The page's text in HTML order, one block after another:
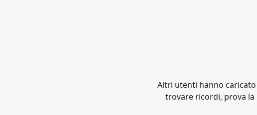
Altri utenti hanno
trovare ricordi, prova la